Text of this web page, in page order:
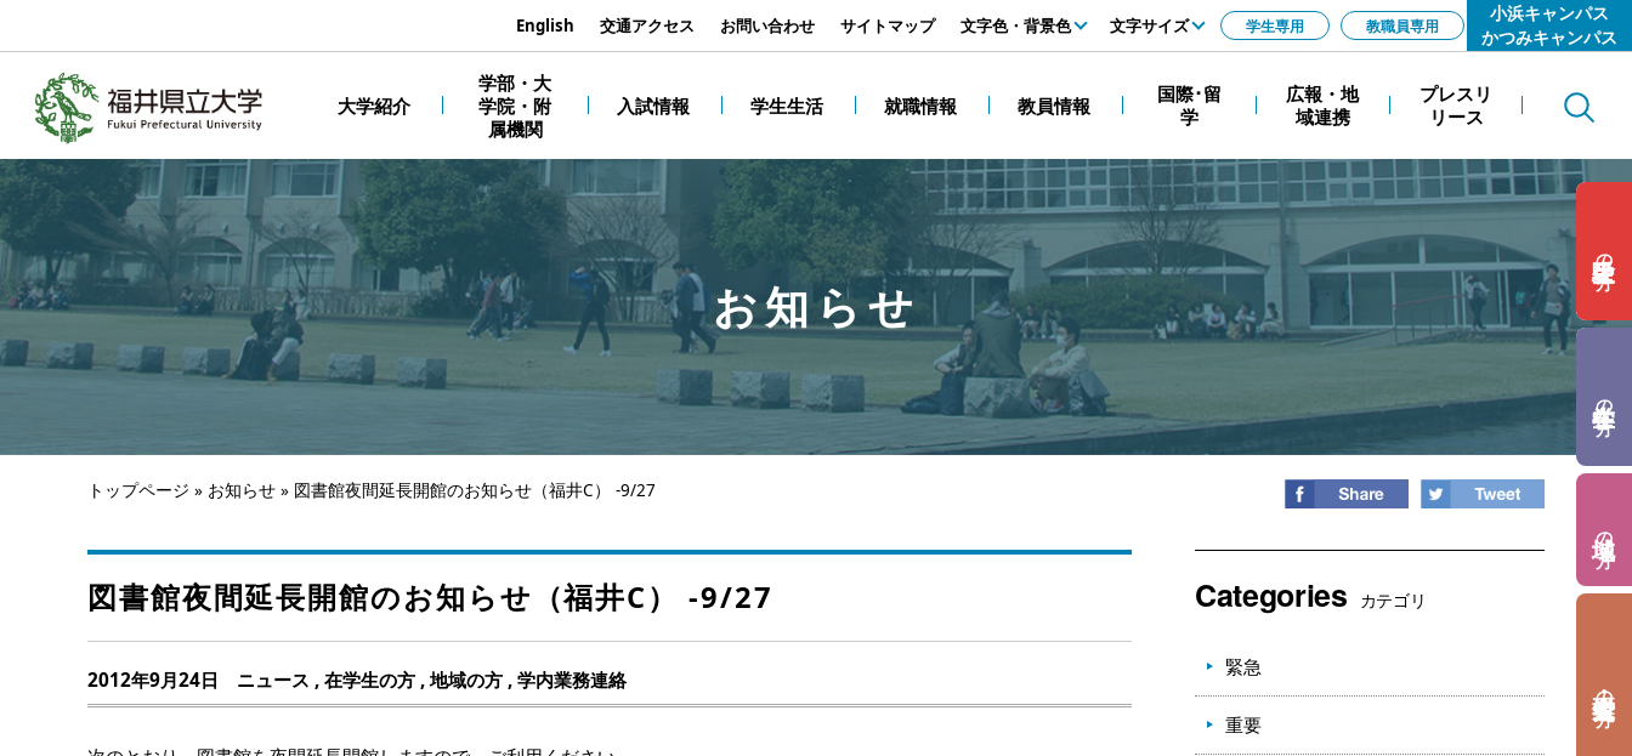
Search
大学紹介
学部・大
学院・附
属機関
入試情報 学生生活 就職情報 教員情報
国際･留
学
広報・地
域連携
プレスリ
リース
小浜キャンパス
かつみキャンパス
の方
の方
の方
の方
English 交通アクセス お問い合わせ サイトマップ 文字色・背景色
黒
文字サイズ
拡大
学生専用 教職員専用
お知らせ
トップページ » お知らせ » 図書館夜間延長開館のお知らせ（福井C） -9/27
図書館夜間延長開館のお知らせ（福井C） -9/27
2012年9月24日 ニュース , 在学生の方 ,地域の方 , 学内業務連絡
Categories カテゴリ
緊急
重要